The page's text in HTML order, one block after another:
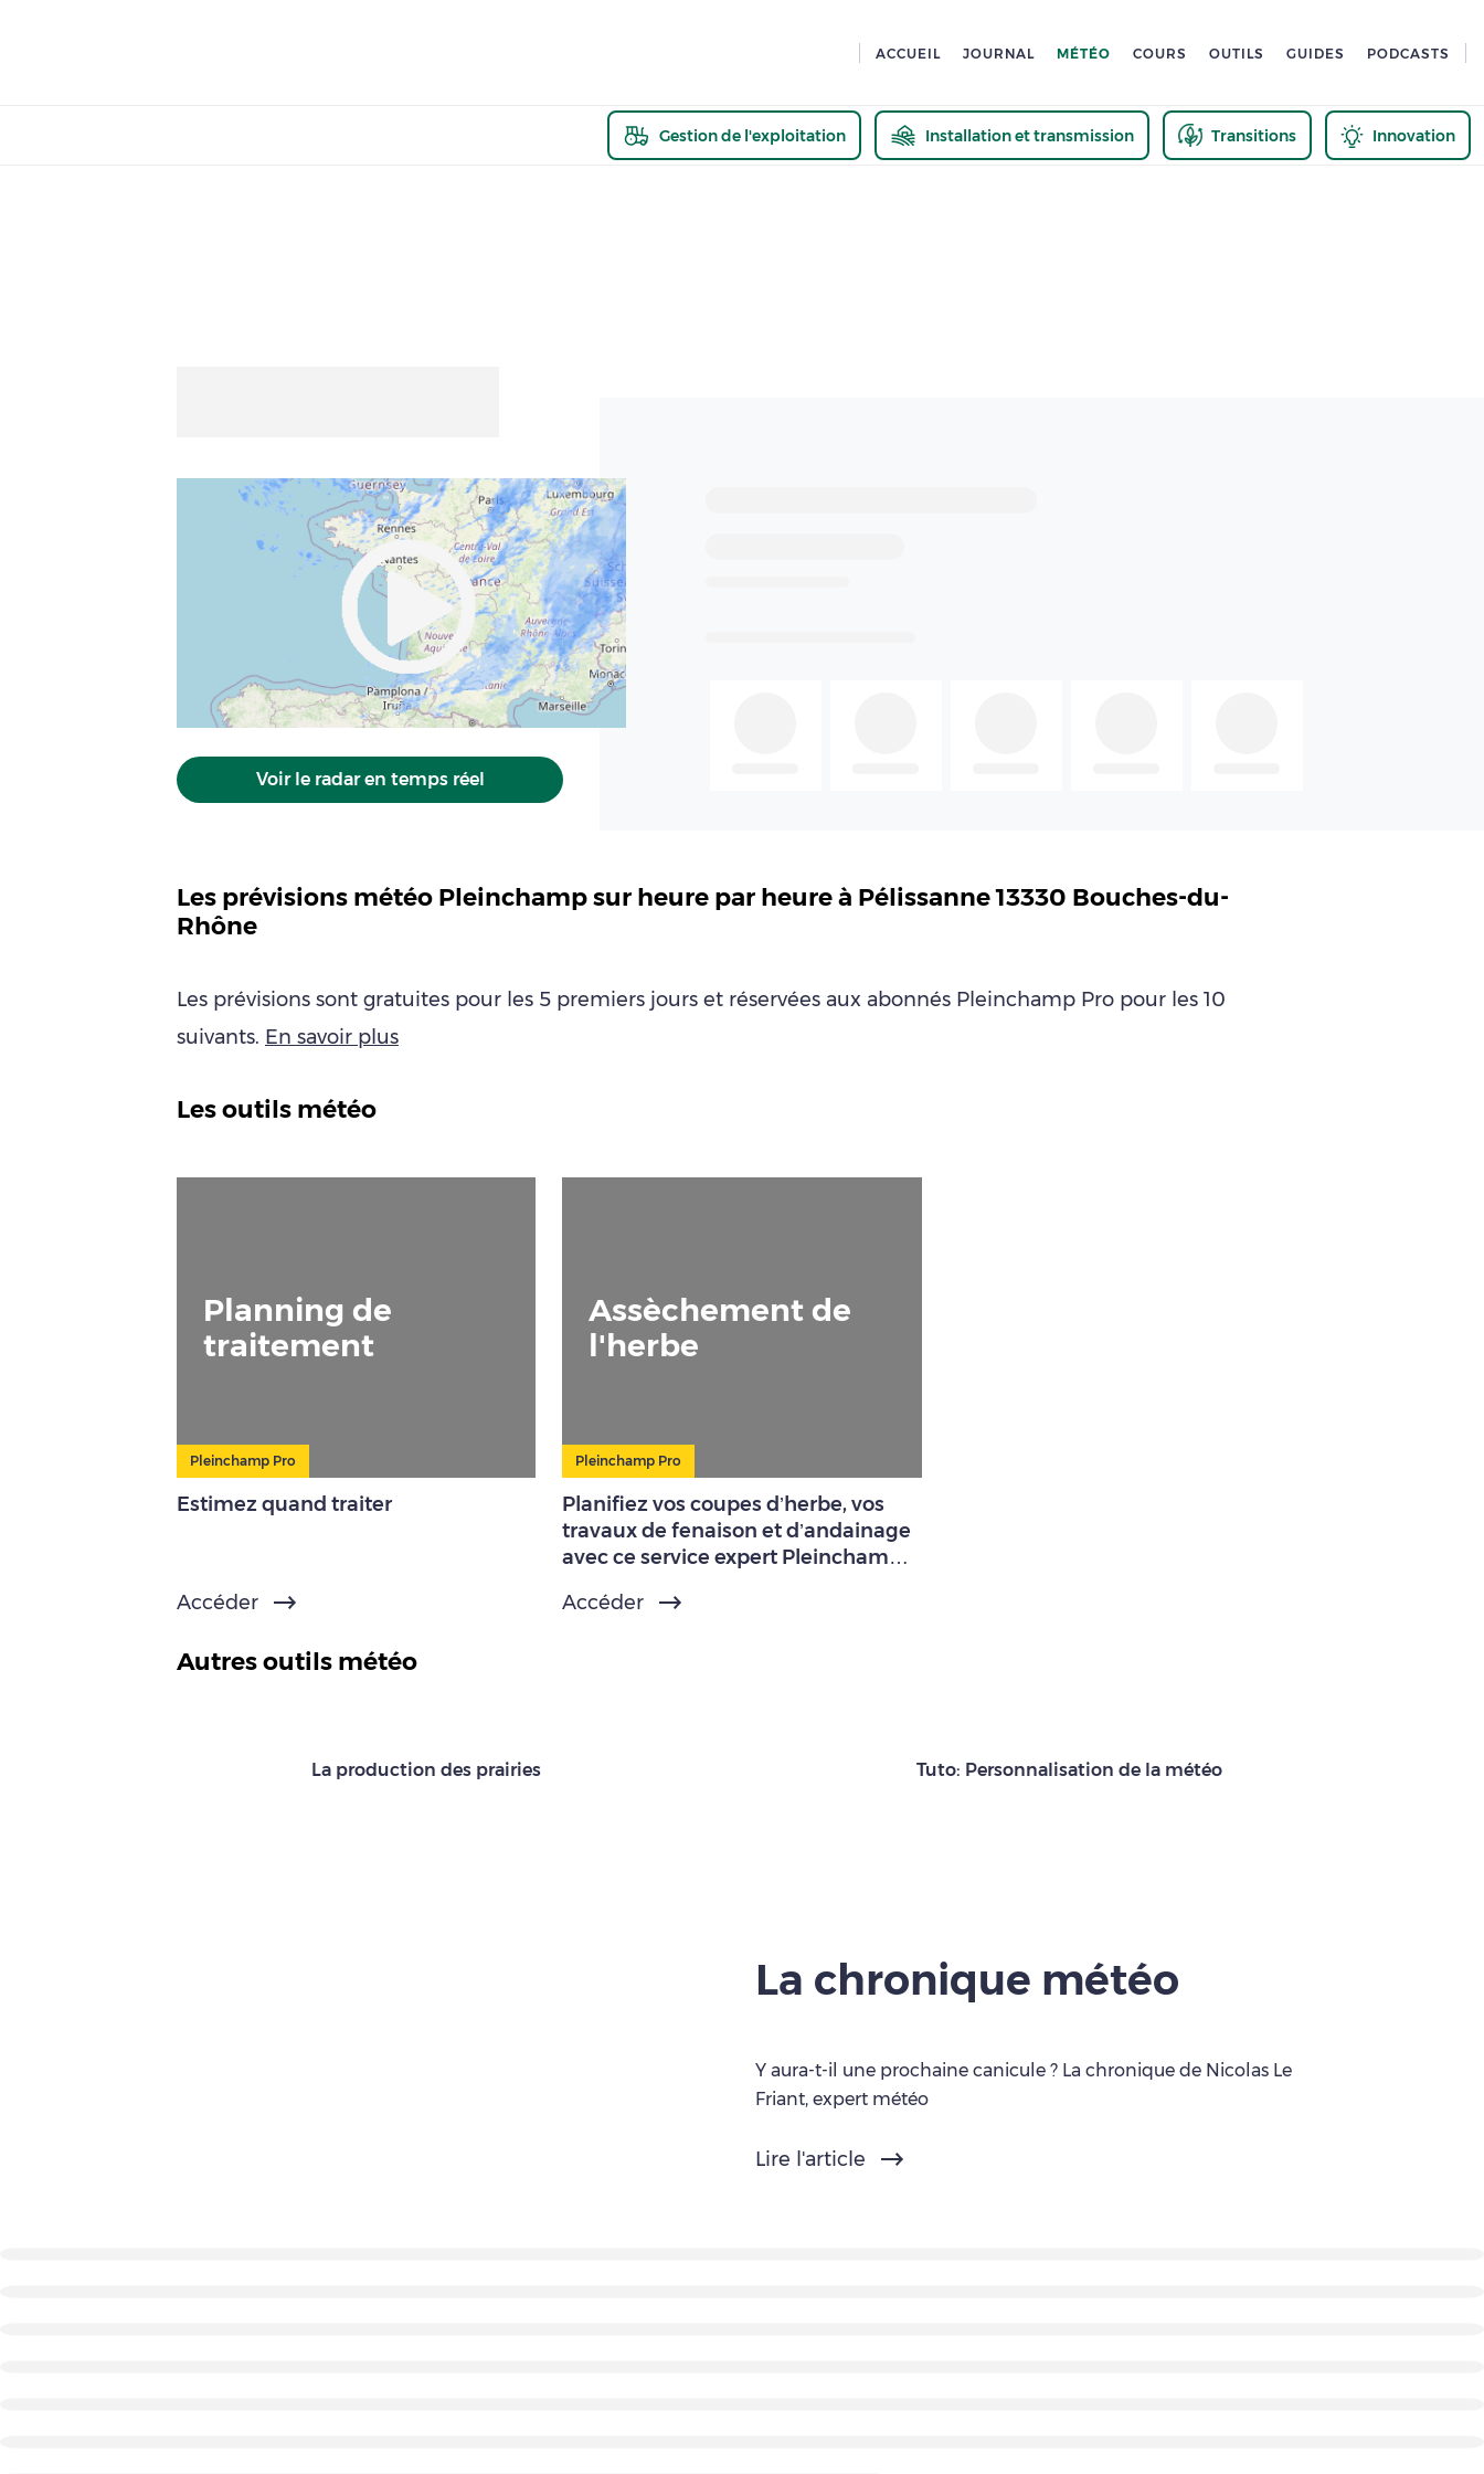
ACCUEIL JOURNAL MÉTÉO COURS OUTILS GUIDES PODCASTS
Gestion de l'exploitation Installation et transmission Transitions Innovation
Voir le radar en temps réel
Les prévisions météo Pleinchamp sur heure par heure à Pélissanne 13330 Bouches-du-
Rhône
Les prévisions sont gratuites pour les 5 premiers jours et réservées aux abonnés Pleinchamp Pro pour les 10
suivants. En savoir plus
Les outils météo
Planning de
traitement
Pleinchamp Pro
Estimez quand traiter
Accéder
Assèchement de
l'herbe
Pleinchamp Pro
Planifiez vos coupes d’herbe, vos
travaux de fenaison et d’andainage
avec ce service expert Pleinchamp
Accéder
Autres outils météo
La production des prairies Tuto: Personnalisation de la météo
La chronique météo
Y aura-t-il une prochaine canicule ? La chronique de Nicolas Le
Friant, expert météo
Lire l'article